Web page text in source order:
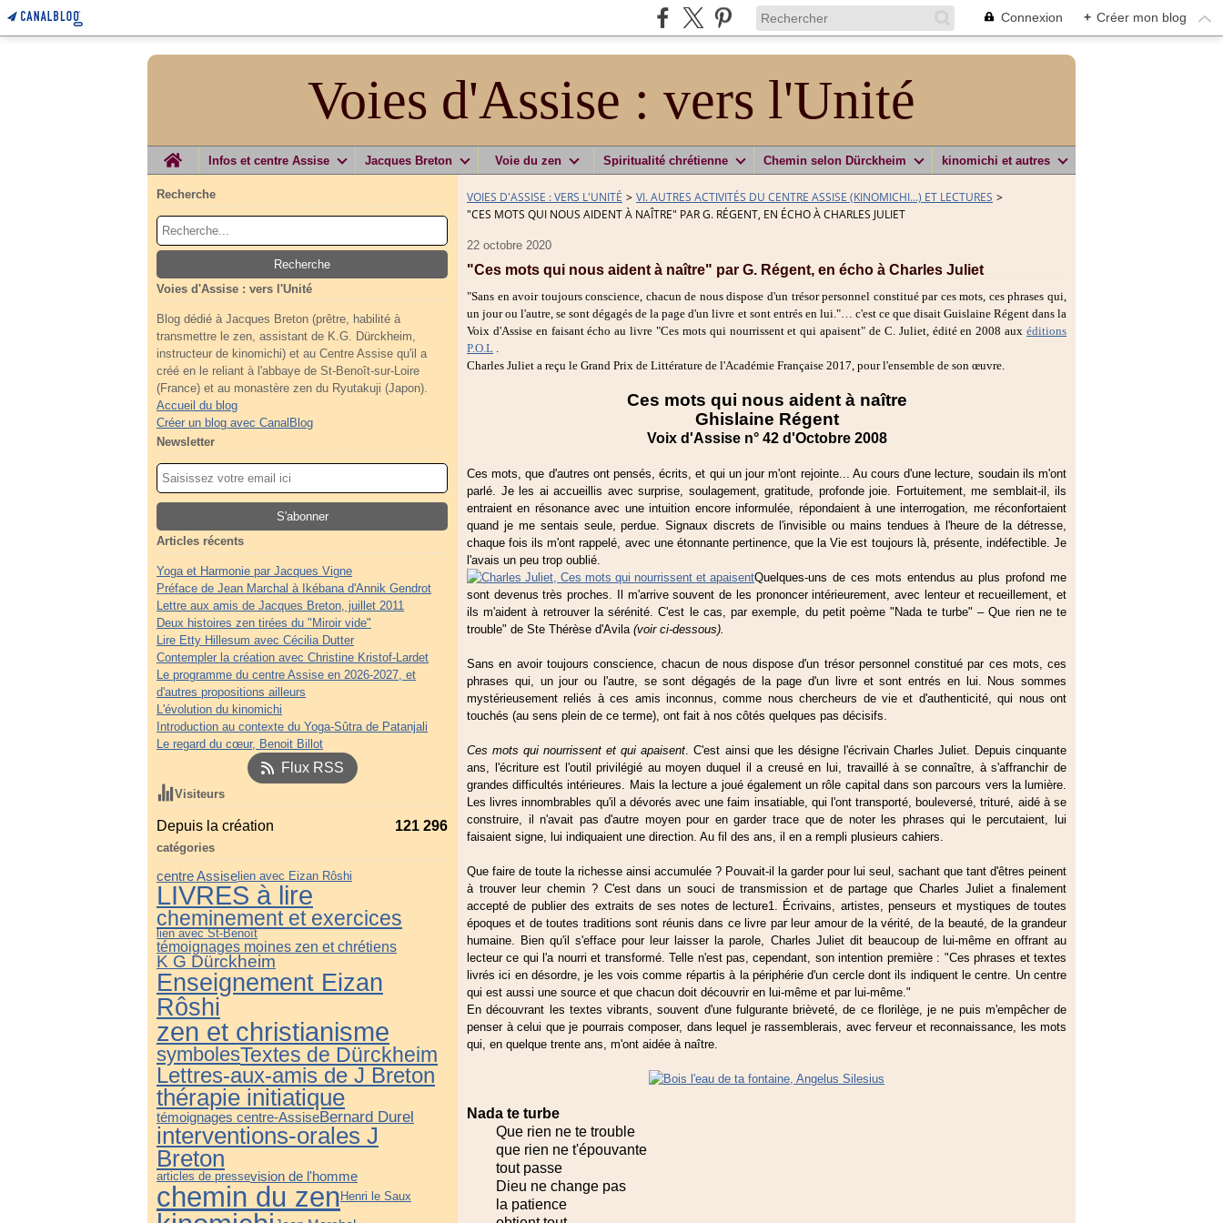
Connexion + Créer mon blog
Voies d'Assise : vers l'Unité
Home
Infos et centre Assise Jacques Breton Voie du zen Spiritualité chrétienne Chemin selon Dürckheim kinomichi et autres
Recherche
Voies d'Assise : vers l'Unité
Blog dédié à Jacques Breton (prêtre, habilité à
transmettre le zen, assistant de K.G. Dürckheim,
instructeur de kinomichi) et au Centre Assise qu'il a
créé en le reliant à l'abbaye de St-Benoît-sur-Loire
(France) et au monastère zen du Ryutakuji (Japon).
Accueil du blog
Créer un blog avec CanalBlog
Newsletter
Articles récents
Yoga et Harmonie par Jacques Vigne
Préface de Jean Marchal à Ikébana d'Annik Gendrot
Lettre aux amis de Jacques Breton, juillet 2011
Deux histoires zen tirées du "Miroir vide"
Lire Etty Hillesum avec Cécilia Dutter
Contempler la création avec Christine Kristof-Lardet
Le programme du centre Assise en 2026-2027, et
d'autres propositions ailleurs
L'évolution du kinomichi
Introduction au contexte du Yoga-Sûtra de Patanjali
Le regard du cœur, Benoit Billot
Flux RSS
Visiteurs
Depuis la création 121 296
catégories
centre Assiselien avec Eizan Rôshi
LIVRES à lire
cheminement et exercices
lien avec St-Benoît
témoignages moines zen et chrétiens
K G Dürckheim
Enseignement Eizan
Rôshi
zen et christianisme
symbolesTextes de Dürckheim
Lettres-aux-amis de J Breton
thérapie initiatique
témoignages centre-AssiseBernard Durel
interventions-orales J
Breton
articles de pressevision de l'homme
chemin du zen Henri le Saux
VOIES D'ASSISE : VERS L'UNITÉ > VI. AUTRES ACTIVITÉS DU CENTRE ASSISE (KINOMICHI...) ET LECTURES >
"CES MOTS QUI NOUS AIDENT À NAÎTRE" PAR G. RÉGENT, EN ÉCHO À CHARLES JULIET
22 octobre 2020
"Ces mots qui nous aident à naître" par G. Régent, en écho à Charles Juliet
"Sans en avoir toujours conscience, chacun de nous dispose d'un trésor personnel constitué par ces mots, ces phrases qui,
un jour ou l'autre, se sont dégagés de la page d'un livre et sont entrés en lui."… c'est ce que disait Guislaine Régent dans la
Voix d'Assise en faisant écho au livre "Ces mots qui nourrissent et qui apaisent" de C. Juliet, édité en 2008 aux éditions
P.O.L .
Charles Juliet a reçu le Grand Prix de Littérature de l'Académie Française 2017, pour l'ensemble de son œuvre.
Ces mots qui nous aident à naître
Ghislaine Régent
Voix d'Assise n° 42 d'Octobre 2008
Ces mots, que d'autres ont pensés, écrits, et qui un jour m'ont rejointe... Au cours d'une lecture, soudain ils m'ont
parlé. Je les ai accueillis avec surprise, soulagement, gratitude, profonde joie. Fortuitement, me semblait-il, ils
entraient en résonance avec une intuition encore informulée, répondaient à une interrogation, me réconfortaient
quand je me sentais seule, perdue. Signaux discrets de l'invisible ou mains tendues à l'heure de la détresse,
chaque fois ils m'ont rappelé, avec une étonnante pertinence, que la Vie est toujours là, présente, indéfectible. Je
l'avais un peu trop oublié.
Quelques-uns de ces mots entendus au plus profond me
sont devenus très proches. Il m'arrive souvent de les prononcer intérieurement, avec lenteur et recueillement, et
ils m'aident à retrouver la sérénité. C'est le cas, par exemple, du petit poème "Nada te turbe" ‒ Que rien ne te
trouble" de Ste Thérèse d'Avila (voir ci-dessous).
Sans en avoir toujours conscience, chacun de nous dispose d'un trésor personnel constitué par ces mots, ces
phrases qui, un jour ou l'autre, se sont dégagés de la page d'un livre et sont entrés en lui. Nous sommes
mystérieusement reliés à ces amis inconnus, comme nous chercheurs de vie et d'authenticité, qui nous ont
touchés (au sens plein de ce terme), ont fait à nos côtés quelques pas décisifs.
Ces mots qui nourrissent et qui apaisent. C'est ainsi que les désigne l'écrivain Charles Juliet. Depuis cinquante
ans, l'écriture est l'outil privilégié au moyen duquel il a creusé en lui, travaillé à se connaître, à s'affranchir de
grandes difficultés intérieures. Mais la lecture a joué également un rôle capital dans son parcours vers la lumière.
Les livres innombrables qu'il a dévorés avec une faim insatiable, qui l'ont transporté, bouleversé, trituré, aidé à se
construire, il n'avait pas d'autre moyen pour en garder trace que de noter les phrases qui le percutaient, lui
faisaient signe, lui indiquaient une direction. Au fil des ans, il en a rempli plusieurs cahiers.
Que faire de toute la richesse ainsi accumulée ? Pouvait-il la garder pour lui seul, sachant que tant d'êtres peinent
à trouver leur chemin ? C'est dans un souci de transmission et de partage que Charles Juliet a finalement
accepté de publier des extraits de ses notes de lecture1. Écrivains, artistes, penseurs et mystiques de toutes
époques et de toutes traditions sont réunis dans ce livre par leur amour de la vérité, de la beauté, de la grandeur
humaine. Bien qu'il s'efface pour leur laisser la parole, Charles Juliet dit beaucoup de lui-même en offrant au
lecteur ce qui l'a nourri et transformé. Telle n'est pas, cependant, son intention première : "Ces phrases et textes
livrés ici en désordre, je les vois comme répartis à la périphérie d'un cercle dont ils indiquent le centre. Un centre
qui est aussi une source et que chacun doit découvrir en lui-même et par lui-même."
En découvrant les textes vibrants, souvent d'une fulgurante brièveté, de ce florilège, je ne puis m'empêcher de
penser à celui que je pourrais composer, dans lequel je rassemblerais, avec ferveur et reconnaissance, les mots
qui, en quelque trente ans, m'ont aidée à naître.
Nada te turbe
Que rien ne te trouble
que rien ne t'épouvante
tout passe
Dieu ne change pas
la patience